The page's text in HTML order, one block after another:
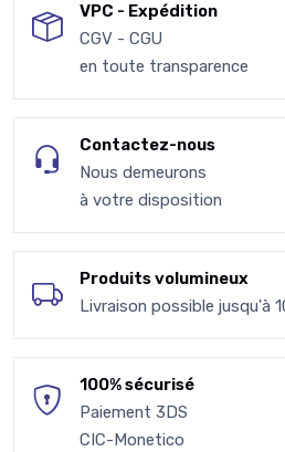
VPC - Expédition
CGV - CGU
en toute transparence
Contactez-nous
Nous demeurons
à votre disposition
Produits volumineux
Livraison possible jusqu'à
100% sécurisé
Paiement 3DS
CIC-Monetico